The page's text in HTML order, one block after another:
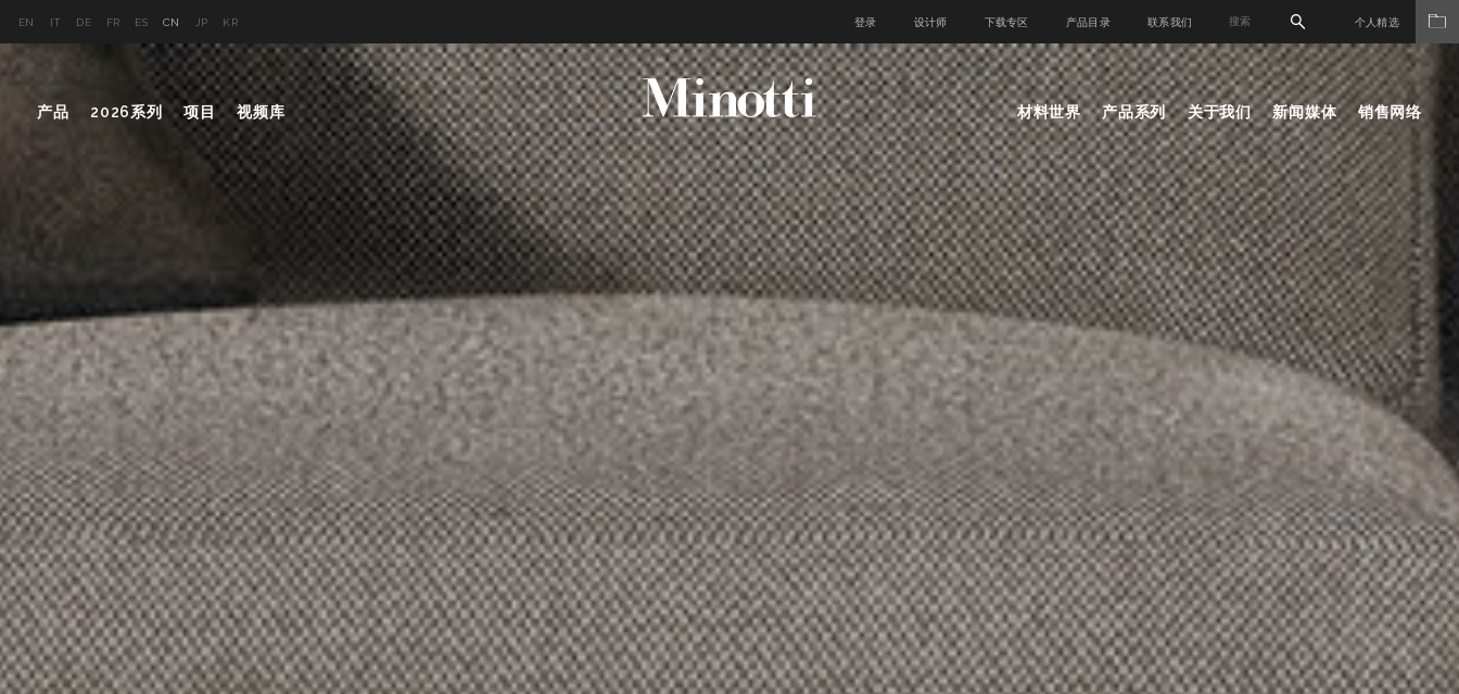
EN IT DE FR ES CN JP KR 登录 设计师 下载专区 产品目录 联系我们 个人精选
产品 2026系列 项目 视频库 材料世界 产品系列 关于我们 新闻媒体 销售网络